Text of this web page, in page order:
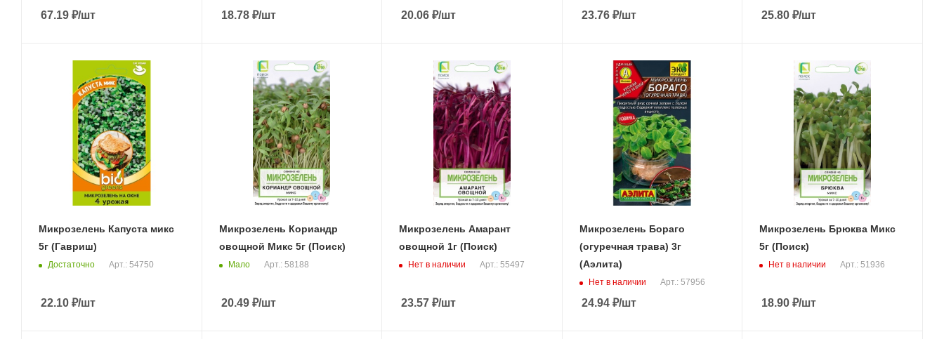
67.19 ₽/шт 18.78₽/шт 20.06 ₽/шт 23.76₽/шт 25.80 ₽/шт
Микрозелень Капуста микс
5г (Гавриш)
Достаточно Арт.: 54750
22.10 ₽/шт
Микрозелень Кориандр
овощной Микс 5г (Поиск)
Мало Арт.: 58188
20.49₽/шт
Микрозелень Амарант
овощной 1г (Поиск)
Нет в наличии Арт.: 55497
23.57 ₽/шт
Микрозелень Бораго
(огуречная трава) 3г
(Аэлита)
Нет в наличии Арт.: 57956
24.94₽/шт
Микрозелень Брюква Микс
5г (Поиск)
Нет в наличии Арт.: 51936
18.90 ₽/шт